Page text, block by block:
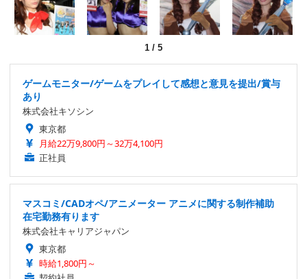
1 / 5
ゲームモニター/ゲームをプレイして感想と意見を提出/賞与
あり
株式会社キソシン
東京都
月給22万9,800円～32万4,100円
正社員
マスコミ/CADオペ/アニメーター アニメに関する制作補助
在宅勤務有ります
株式会社キャリアジャパン
東京都
時給1,800円～